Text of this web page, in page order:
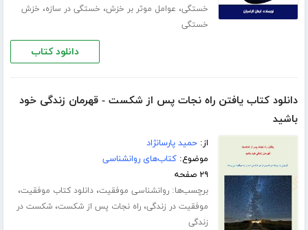
خستگی، عوامل موثر بر خزش، خستگی در سازه، خزش
خستگی
دانلود کتاب
دانلود کتاب یافتن راه نجات پس از شکست - قهرمان زندگی خود
باشید
از:حمید پارسانژاد
موضوع:کتاب‌های روانشناسی
۲۹ صفحه
برچسب‌ها:روانشناسی موفقیت،دانلود کتاب موفقیت،
موفقیت در زندگی،راه نجات پس از شکست،شکست در
زندگی